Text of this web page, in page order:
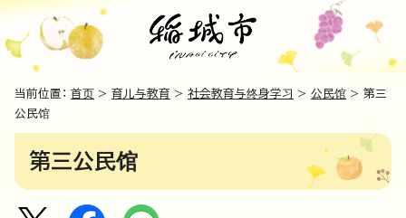
当前位置： 首页 > 育儿与教育 > 社会教育与终身学习 > 公民馆 > 第三
公民馆
第三公民馆